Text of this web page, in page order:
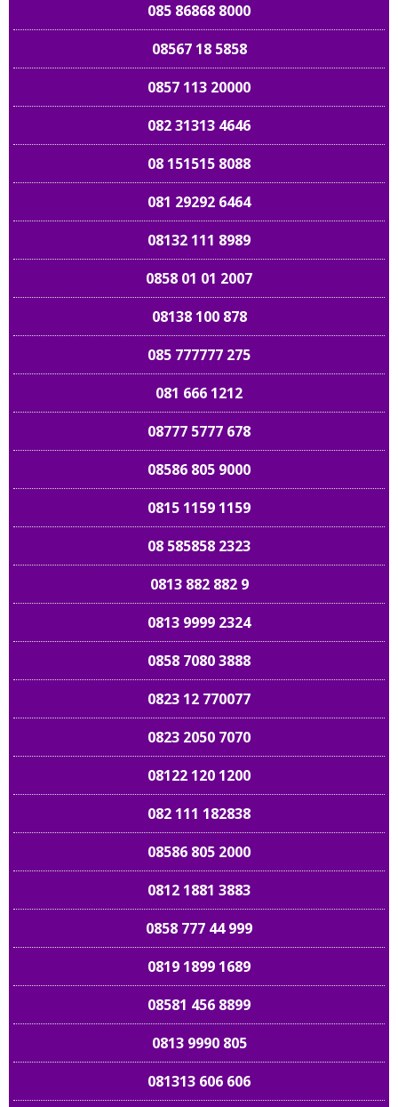
085 86868 8000
08567 18 5858
0857 113 20000
082 31313 4646
08 151515 8088
081 29292 6464
08132 111 8989
0858 01 01 2007
08138 100 878
085 777777 275
081 666 1212
08777 5777 678
08586 805 9000
0815 1159 1159
08 585858 2323
0813 882 882 9
0813 9999 2324
0858 7080 3888
0823 12 770077
0823 2050 7070
08122 120 1200
082 111 182838
08586 805 2000
0812 1881 3883
0858 777 44 999
0819 1899 1689
08581 456 8899
0813 9990 805
081313 606 606